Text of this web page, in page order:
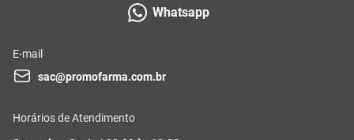
Whatsapp
E-mail
sac@promofarma.com.br
Horários de Atendimento